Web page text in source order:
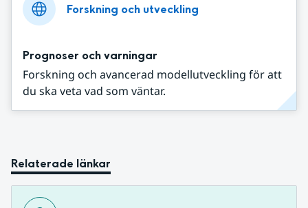
Forskning och utveckling
Prognoser och varningar
Forskning och avancerad modellutveckling för att
du ska veta vad som väntar.
Relaterade länkar